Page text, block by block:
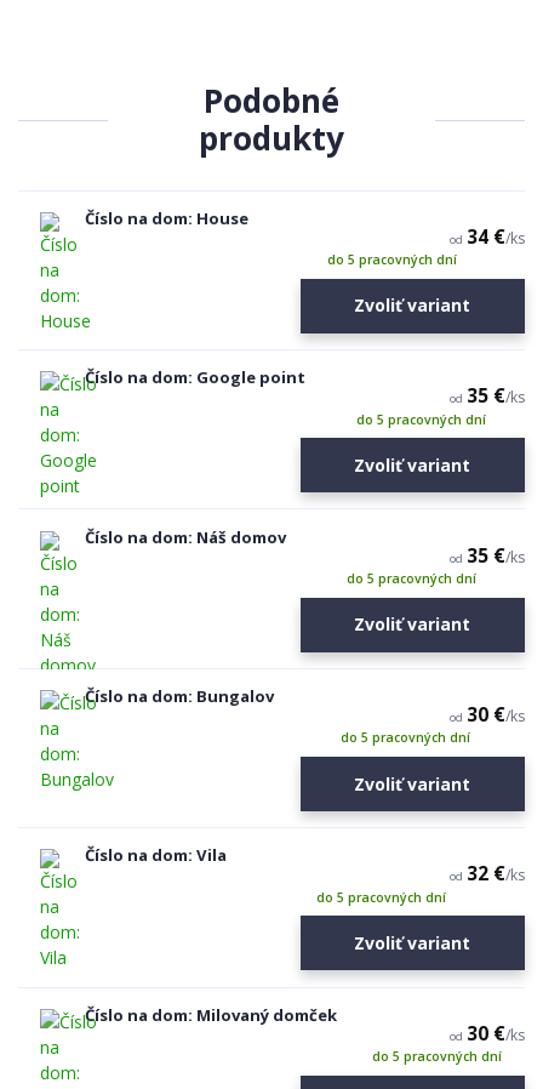
Podobné
produkty
Číslo na dom: House
od 34 €/ks
do 5 pracovných dní
Zvoliť variant
Číslo na dom: Google point
od 35 €/ks
do 5 pracovných dní
Zvoliť variant
Číslo na dom: Náš domov
od 35 €/ks
do 5 pracovných dní
Zvoliť variant
Číslo na dom: Bungalov
od 30 €/ks
do 5 pracovných dní
Zvoliť variant
Číslo na dom: Vila
od 32 €/ks
do 5 pracovných dní
Zvoliť variant
Číslo na dom: Milovaný domček
od 30 €/ks
do 5 pracovných dní